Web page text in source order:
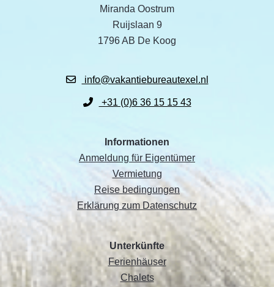
Miranda Oostrum
Ruijslaan 9
1796 AB De Koog
info@vakantiebureautexel.nl
+31 (0)6 36 15 15 43
Informationen
Anmeldung für Eigentümer
Vermietung
Reise bedingungen
Erklärung zum Datenschutz
Unterkünfte
Ferienhäuser
Chalets